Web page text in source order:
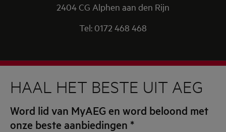
2404 CG Alphen aan den Rijn
Tel: 0172 468 468
HAAL HET BESTE UIT AEG
Word lid van MyAEG en word beloond met
onze beste aanbiedingen *